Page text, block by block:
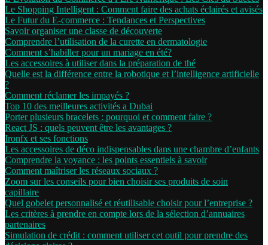
Le Shopping Intelligent : Comment faire des achats éclairés et avisés
Le Futur du E-commerce : Tendances et Perspectives
Savoir organiser une classe de découverte
Comprendre l’utilisation de la curette en dermatologie
Comment s’habiller pour un mariage en été?
Les accessoires à utiliser dans la préparation de thé
Quelle est la différence entre la robotique et l’intelligence artificielle
?
Comment réclamer les impayés ?
Top 10 des meilleures activités a Dubai
Porter plusieurs bracelets : pourquoi et comment faire ?
React JS : quels peuvent être les avantages ?
Ironfx et ses fonctions
Les accessoires de déco indispensables dans une chambre d’enfants
Comprendre la voyance : les points essentiels à savoir
Comment maîtriser les réseaux sociaux ?
Zoom sur les conseils pour bien choisir ses produits de soin
capillaire
Quel gobelet personnalisé et réutilisable choisir pour l’entreprise ?
Les critères à prendre en compte lors de la sélection d’annuaires
partenaires
Simulation de crédit : comment utiliser cet outil pour prendre des